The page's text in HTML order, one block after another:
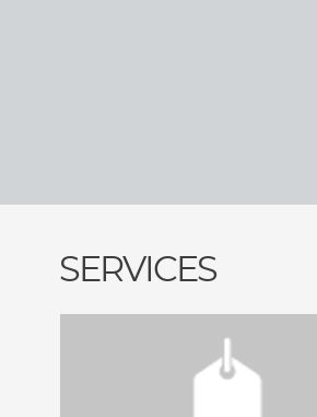
SERVICES